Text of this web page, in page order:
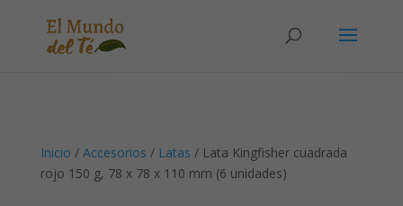
Inicio / Accesorios / Latas / Lata Kingfisher cuadrada
rojo 150 g, 78 x 78 x 110 mm (6 unidades)